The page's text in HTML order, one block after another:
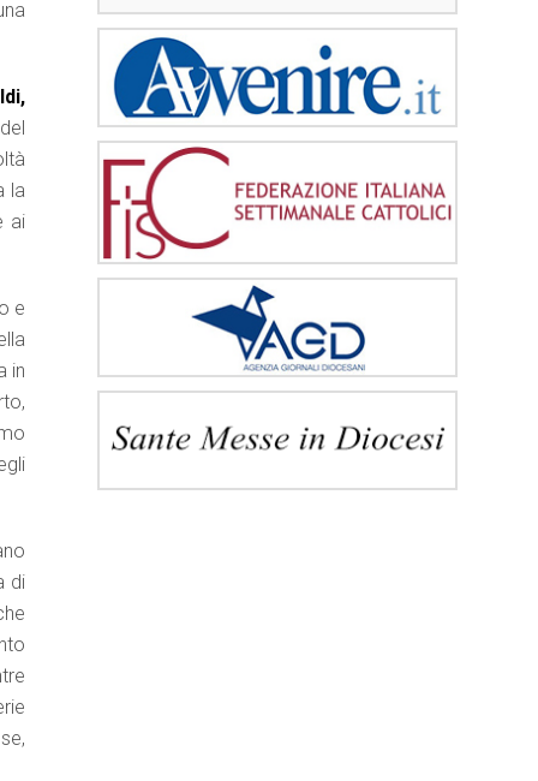
la
ai
e
in
di